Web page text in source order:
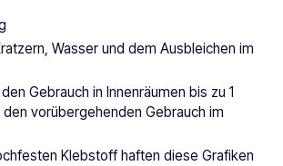
Wasser und dem Ausbleichen im
Gebrauch in Innenräumen bis zu 1
vorübergehenden Gebrauch im
Klebstoff haften diese Grafiken